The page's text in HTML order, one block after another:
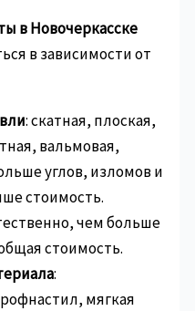
в Новочеркасске
в зависимости от
: скатная, плоская,
вальмовая,
углов, изломов и
стоимость.
чем больше
стоимость.
:
мягкая